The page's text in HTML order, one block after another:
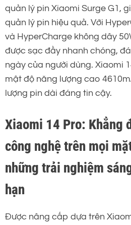
quản lý pin Xiaomi Surge G1,
quản lý pin hiệu quả. Với
và HyperCharge không dây
được sạc đầy nhanh chóng,
ngày của người dùng. Xiaomi
mật độ năng lượng cao
lượng pin dài đáng tin cậy.
Xiaomi 14 Pro: Khẳng
công nghệ trên mọi
những trải nghiệm
hạn
Được nâng cấp dựa trên